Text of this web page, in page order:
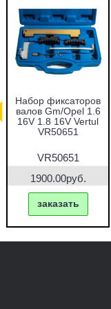
оправок для
запрессовки
подшипников,
и втулок
VR50167
VR50167
7690.00руб.
заказать